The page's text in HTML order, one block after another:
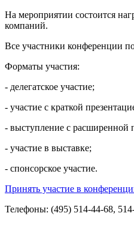
На мероприятии состоится
компаний.
Все участники конференции
Форматы участия:
- делегатское участие;
- участие с краткой
- выступление с расширенной
- участие в выставке;
- спонсорское участие.
Принять участие в
Телефоны: (495) 514-44-68,